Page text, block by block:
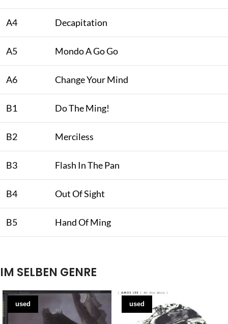
A4 Decapitation
A5 Mondo A Go Go
A6 Change Your Mind
B1 Do The Ming!
B2 Merciless
B3 Flash In The Pan
B4 Out Of Sight
B5 Hand Of Ming
IM SELBEN GENRE
used used